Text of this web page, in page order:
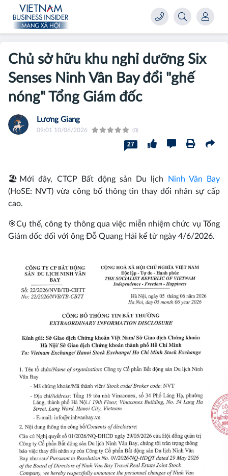
Chủ sở hữu khu nghỉ dưỡng Six
Senses Ninh Vân Bay đổi "ghế
nóng" Tổng Giám đốc
Lương Giang
09:01 10/06/2026 (0)
27
🏖️Mới đây, CTCP Bất động sản Du lịch
Ninh Vân Bay
(HoSE: NVT) vừa công bố thông tin thay đổi nhân sự cấp
cao.
🎯Cụ thể, công ty thông qua việc miễn nhiệm chức vụ Tổng
Giám đốc đối với ông Đỗ Quang Hải kể từ ngày 4/6/2026.